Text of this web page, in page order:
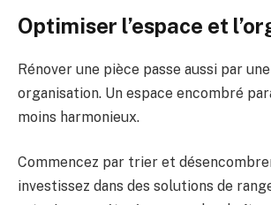
Optimiser l’espace et
Rénover une pièce passe aussi par
organisation. Un espace encombré
moins harmonieux.
Commencez par trier et
investissez dans des solutions de